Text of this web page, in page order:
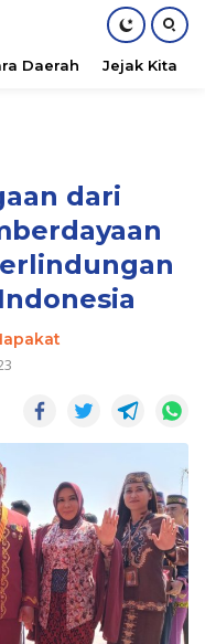
Daerah Jejak Kita
dari